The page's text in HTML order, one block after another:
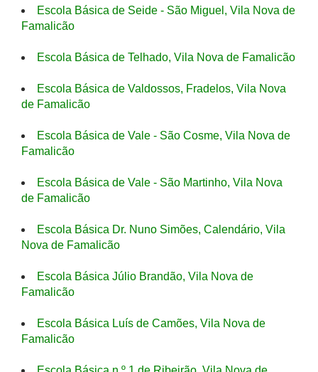
Escola Básica de Seide - São Miguel, Vila Nova de
Famalicão
Escola Básica de Telhado, Vila Nova de Famalicão
Escola Básica de Valdossos, Fradelos, Vila Nova
de Famalicão
Escola Básica de Vale - São Cosme, Vila Nova de
Famalicão
Escola Básica de Vale - São Martinho, Vila Nova
de Famalicão
Escola Básica Dr. Nuno Simões, Calendário, Vila
Nova de Famalicão
Escola Básica Júlio Brandão, Vila Nova de
Famalicão
Escola Básica Luís de Camões, Vila Nova de
Famalicão